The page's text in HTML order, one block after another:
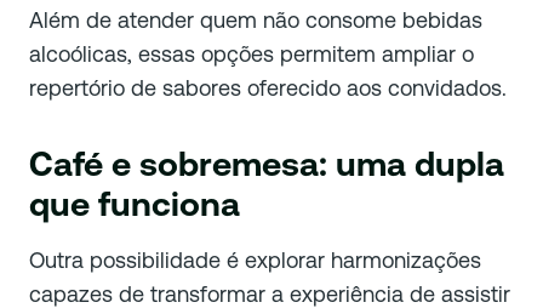
Além de atender quem não consome bebidas
alcoólicas, essas opções permitem ampliar o
repertório de sabores oferecido aos convidados.
Café e sobremesa: uma dupla
que funciona
Outra possibilidade é explorar harmonizações
capazes de transformar a experiência de assistir